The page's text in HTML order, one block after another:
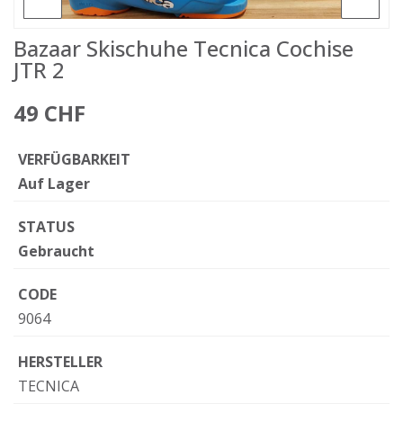
Bazaar Skischuhe Tecnica Cochise
JTR 2
49 CHF
VERFÜGBARKEIT
Auf Lager
STATUS
Gebraucht
CODE
9064
HERSTELLER
TECNICA